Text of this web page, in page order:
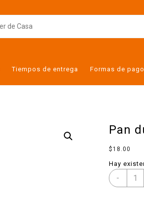
Tiempos de entrega Formas de pago
Pan
$ 18.00
Hay
-